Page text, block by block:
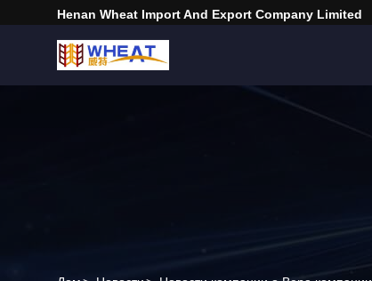
Henan Wheat Import And Export Company Limited